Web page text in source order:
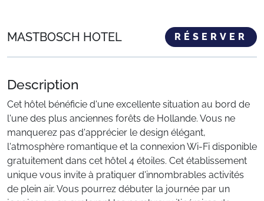
MASTBOSCH HOTEL RÉSERVER
Description
Cet hôtel bénéficie d'une excellente situation au bord de
l'une des plus anciennes forêts de Hollande. Vous ne
manquerez pas d'apprécier le design élégant,
l'atmosphère romantique et la connexion Wi-Fi disponible
gratuitement dans cet hôtel 4 étoiles. Cet établissement
unique vous invite à pratiquer d'innombrables activités
de plein air. Vous pourrez débuter la journée par un